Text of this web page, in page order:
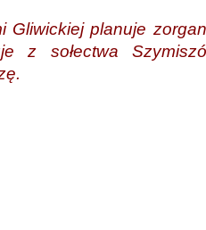
Gliwickiej planuje
z sołectwa